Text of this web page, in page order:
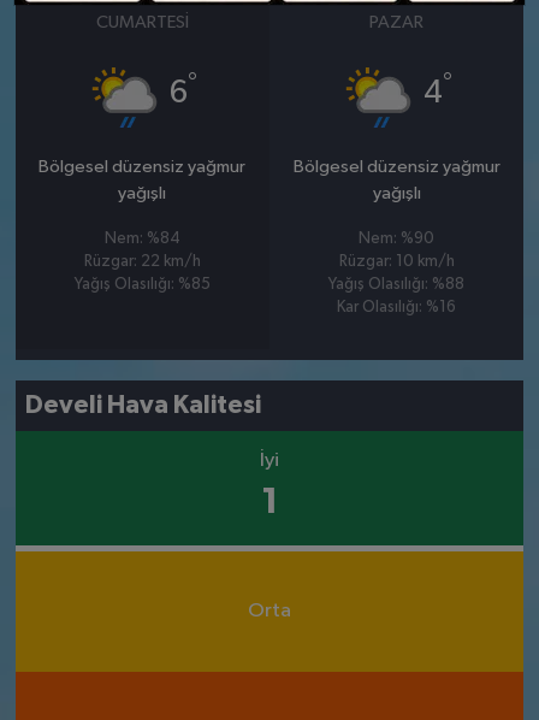
CUMARTESI
6°
Bölgesel düzensiz yağmur
yağışlı
Nem: %84
Rüzgar: 22 km/h
Yağış Olasılığı: %85
PAZAR
4°
Bölgesel düzensiz yağmur
yağışlı
Nem: %90
Rüzgar: 10 km/h
Yağış Olasılığı: %88
Kar Olasılığı: %16
Develi Hava Kalitesi
İyi
1
Orta